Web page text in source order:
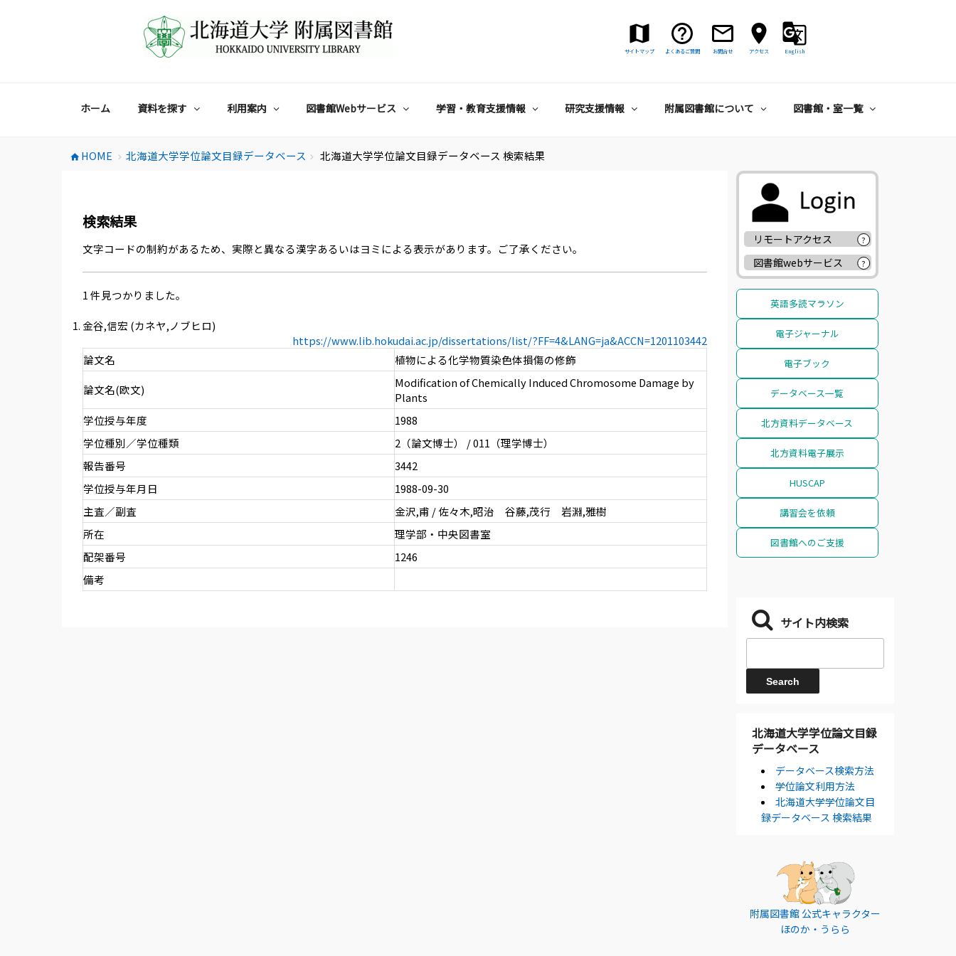
サイトマップ よくあるご質問 お問合せ アクセス English
ホーム 資料を探す 利用案内 図書館Webサービス 学習・教育支援情報 研究支援情報 附属図書館について 図書館・室一覧
home HOME chevron_right 北海道大学学位論文目録データベース chevron_right 北海道大学学位論文目録データベース 検索結果
検索結果
文字コードの制約があるため、実際と異なる漢字あるいはヨミによる表示があります。ご了承ください。
1 件見つかりました。
金谷,信宏 (カネヤ,ノブヒロ)
https://www.lib.hokudai.ac.jp/dissertations/list/?FF=4&LANG=ja&ACCN=1201103442
論文名
植物による化学物質染色体損傷の修飾
論文名(欧文)
Modification of Chemically Induced Chromosome Damage by
Plants
学位授与年度
1988
学位種別／学位種類
2（論文博士） / 011（理学博士）
報告番号
3442
学位授与年月日
1988-09-30
主査／副査
金沢,甫 / 佐々木,昭治 谷藤,茂行 岩淵,雅樹
所在
理学部・中央図書室
配架番号
1246
備考
リモートアクセス ?
図書館webサービス ?
英語多読マラソン
電子ジャーナル
電子ブック
データベース一覧
北方資料データベース
北方資料電子展示
HUSCAP
講習会を依頼
図書館へのご支援
サイト内検索
北海道大学学位論文目録
データベース
データベース検索方法
学位論文利用方法
北海道大学学位論文目
録データベース 検索結果
附属図書館 公式キャラクター
ほのか・うらら